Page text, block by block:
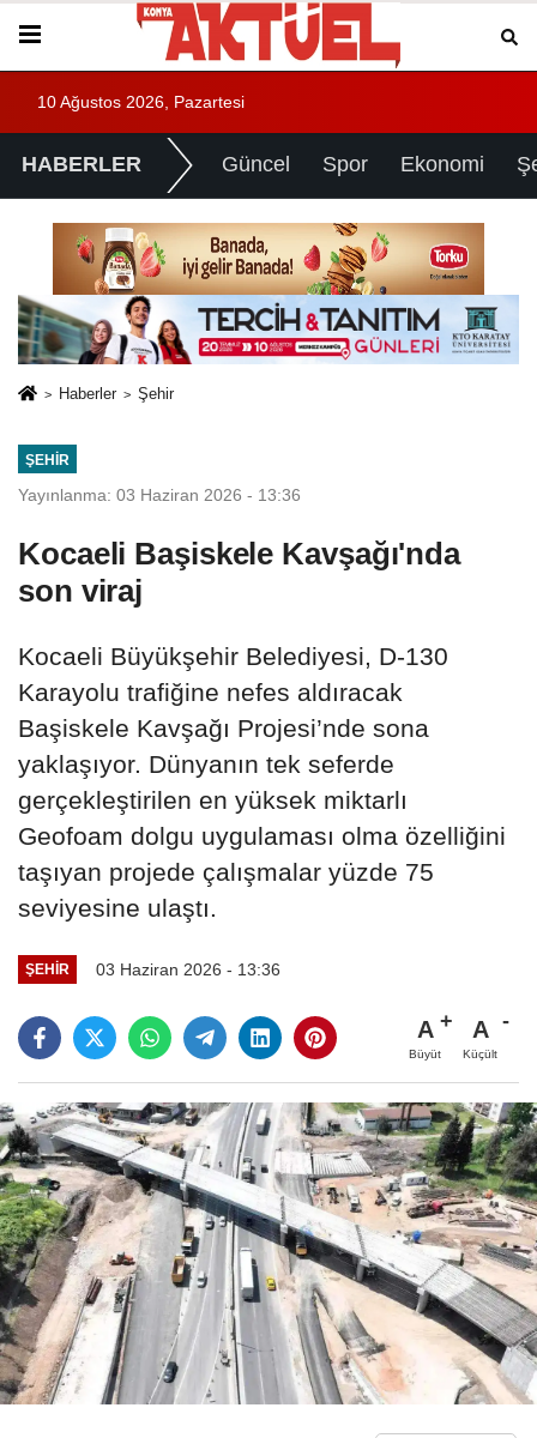
10 Ağustos 2026, Pazartesi
HABERLER Güncel Spor Ekonomi
Haberler Şehir
ŞEHIR
Yayınlanma: 03 Haziran 2026 - 13:36
Kocaeli Başiskele Kavşağı'nda
son viraj
Kocaeli Büyükşehir Belediyesi, D-130
Karayolu trafiğine nefes aldıracak
Başiskele Kavşağı Projesi’nde sona
yaklaşıyor. Dünyanın tek seferde
gerçekleştirilen en yüksek miktarlı
Geofoam dolgu uygulaması olma özelliğini
taşıyan projede çalışmalar yüzde 75
seviyesine ulaştı.
ŞEHIR 03 Haziran 2026 - 13:36
A
Büyüt
A
Küçült